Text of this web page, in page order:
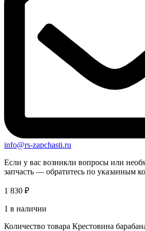
info@rs-zapchasti.ru
Если у вас возникли вопросы или
запчасть — обратитесь по указанным
1 830 ₽
1 в наличии
Количество товара Крестовина